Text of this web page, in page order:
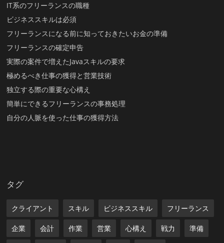
IT系のフリーランスの職種
ビジネススキルは必須
フリーランスになる前に知っておきたいお金の準備
フリーランスの確定申告
実際の案件で増えたJavaスキルの要求
極めるべき仕事の獲得と営業技術
独立する際の重要な心構え
簡単にできるフリーランスの事務処理
自分の人脈を使った仕事の獲得方法
タグ
クライアント スキル ビジネススキル フリーランス
企業 会計 作業 営業 心構え 戦力 準備